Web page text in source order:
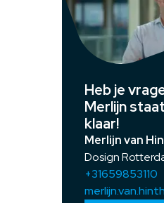
Heb je
Merlijn
klaar!
Merlijn van
Dosign
+31659853110